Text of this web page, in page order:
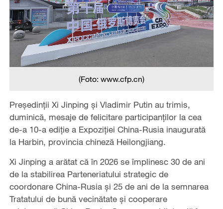
(Foto: www.cfp.cn)
Președinții Xi Jinping și Vladimir Putin au trimis,
duminică, mesaje de felicitare participanților la cea
de-a 10-a ediție a Expoziției China-Rusia inaugurată
la Harbin, provincia chineză Heilongjiang.
Xi Jinping a arătat că în 2026 se împlinesc 30 de ani
de la stabilirea Parteneriatului strategic de
coordonare China-Rusia și 25 de ani de la semnarea
Tratatului de bună vecinătate și cooperare